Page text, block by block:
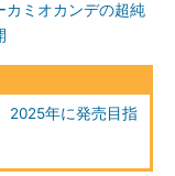
カミオカンデの超純
2025年に発売目指